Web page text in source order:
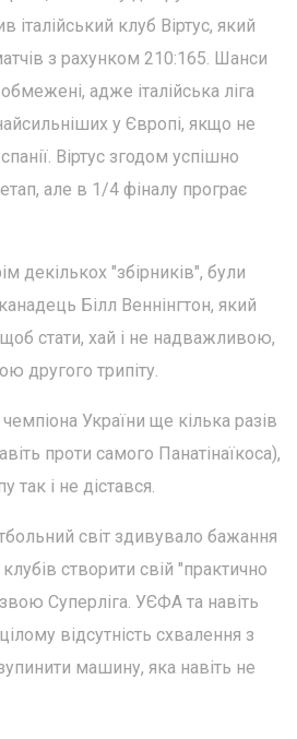
італійський клуб Віртус, який
з рахунком 210:165. Шанси
адже італійська ліга
у Європі, якщо не
Віртус згодом успішно
але в 1/4 фіналу програє
декількох "збірників", були
Білл Веннінгтон, який
стати, хай і не надважливою,
другого трипіту.
України ще кілька разів
проти самого Панатінаїкоса),
так і не дістався.
світ здивувало бажання
створити свій "практично
Суперліга. УЄФА та навіть
відсутність схвалення з
машину, яка навіть не